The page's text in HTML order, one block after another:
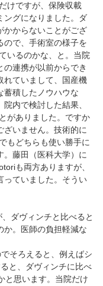
けですが、保険収載
ングになりました。ダ
かからないことがござ
ので、手術室の様子を
いるのかな、と。当院
連携が以前からでき
れていまして、国産機
蓄積したノウハウな
内で検討した結果、
がありました。ですか
ざいません。技術的に
もどちらも使い勝手に
。藤田（医科大学）に
も両方ありますが、
っていました。そうい
ダヴィンチと比べると
か。医師の負担軽減な
そろえると、例えばシ
と、ダヴィンチに比べ
と思います。当院だけ